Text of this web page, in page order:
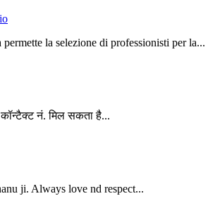
permette la selezione di professionisti per la...
नं. मिल सकता है...
ji. Always love nd respect...